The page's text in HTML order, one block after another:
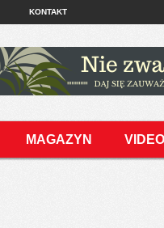
KONTAKT
MAGAZYN VIDEO